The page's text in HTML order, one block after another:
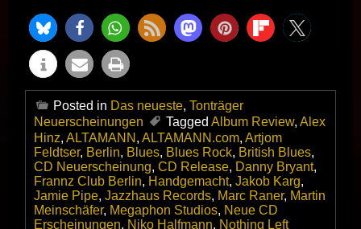
Posted in Das neueste, Tonträger
Neuerscheinungen
Tagged Album Review, Alex
Hinz, ALTAMANN , ALTAMANN.com, Artjom
Feldtser, Berlin, Blues, Blues Rock, British Blues,
CD Neuerscheinung, CD Release, Danny Bryant,
Frannz Club Berlin, Handgemacht, Jakob Karg,
Jamie Pipe, Jazzhaus Records, Marc Raner, Martin
Meinschäfer, Megaphon Studios, Neue CD
Erscheinungen, Niko Halfmann, Nothing Left